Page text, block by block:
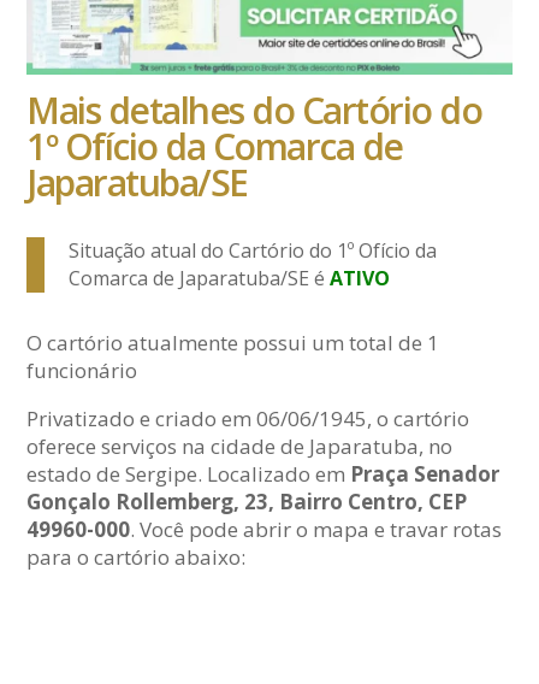
Mais detalhes do Cartório do
1º Ofício da Comarca de
Japaratuba/SE
Situação atual do Cartório do 1º Ofício da
Comarca de Japaratuba/SE éATIVO
O cartório atualmente possui um total de 1
funcionário
Privatizado e criado em 06/06/1945, o cartório
oferece serviços na cidade de Japaratuba, no
estado de Sergipe. Localizado em Praça Senador
Gonçalo Rollemberg, 23, Bairro Centro, CEP
49960-000. Você pode abrir o mapa e travar rotas
para o cartório abaixo: